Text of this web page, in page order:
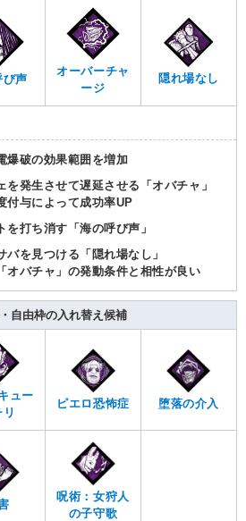
び声
オーバーチャ
ージ
隠れ場なし
爆破の効果範囲を増加
を発生させて遅延させる「オバチャ」
与によって成功率UP
打ち消す「海の呼び声」
を見つける「隠れ場なし」
オバチャ」の発動条件と相性が良い
自由枠の入れ替え候補
ュー
リ
ピエロ恐怖症 堕落の介入
呪術：女狩人
の子守歌